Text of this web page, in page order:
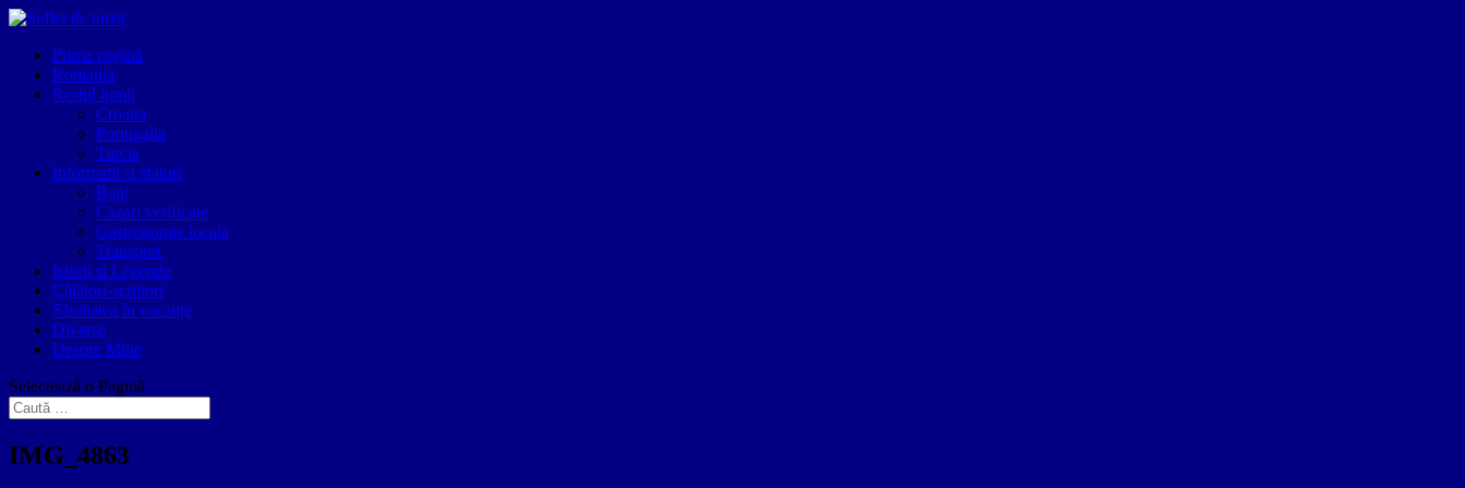
Prima pagină
Romania
Restul lumii
Croatia
Portugalia
Turcia
Informatii si sfaturi
Bani
Cazari verificate
Gastronomie locala
Transport
Istorii si Legende
Călători-scriitori
Sănătatea în vacanțe
Diverse
Despre Mine
Selectează o Pagină
IMG_4863